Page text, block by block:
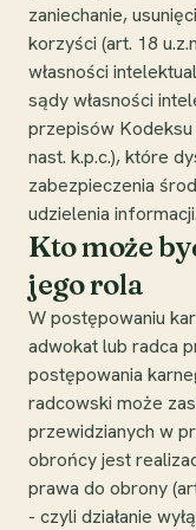
zaniechanie,
korzyści (art. 18
własności
sądy własności
przepisów
nast. k.p.c.), które
zabezpieczenia
udzielenia informacji.
Kto może
jego rola
W postępowaniu
adwokat lub radca
postępowania
radcowski może
przewidzianych w
obrońcy jest
prawa do obrony
- czyli działanie